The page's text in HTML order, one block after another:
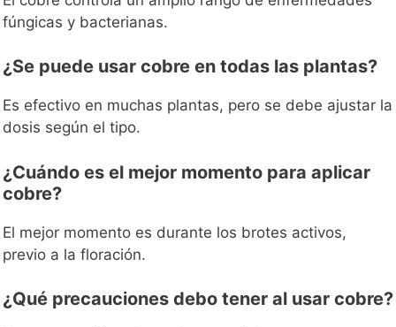
fúngicas y bacterianas.
¿Se puede usar cobre en todas las plantas?
Es efectivo en muchas plantas, pero se debe ajustar la
dosis según el tipo.
¿Cuándo es el mejor momento para aplicar
cobre?
El mejor momento es durante los brotes activos,
previo a la floración.
¿Qué precauciones debo tener al usar cobre?